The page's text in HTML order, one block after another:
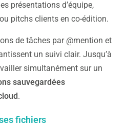
présentations d’équipe,
pitchs clients en co-édition.
de tâches par @mention et
un suivi clair. Jusqu’à
simultanément sur un
sauvegardées
.
fichiers